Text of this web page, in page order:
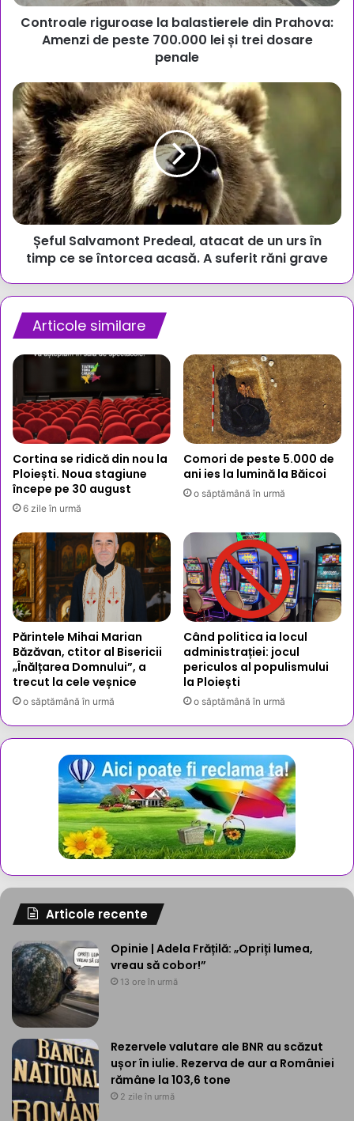
peste
700.000
dosare
penale
Controale riguroase la balastierele din Prahova:
Amenzi de peste 700.000 lei și trei dosare
penale
Șeful
Salvamont
Predeal,
atacat
de
un
urs
în
timp
suferit
răni
grave
Șeful Salvamont Predeal, atacat de un urs în
timp ce se întorcea acasă. A suferit răni grave
Articole similare
Cortina se ridică din nou la
Ploiești. Noua stagiune
începe pe 30 august
6 zile în urmă
Comori de peste 5.000 de
ani ies la lumină la Băicoi
o săptămână în urmă
Părintele Mihai Marian
Băzăvan, ctitor al Bisericii
„Înălțarea Domnului”, a
trecut la cele veșnice
o săptămână în urmă
Când politica ia locul
administrației: jocul
periculos al populismului
la Ploiești
o săptămână în urmă
Articole recente
Opinie | Adela Frățilă: „Opriți lumea,
vreau să cobor!”
13 ore în urmă
Rezervele valutare ale BNR au scăzut
ușor în iulie. Rezerva de aur a României
rămâne la 103,6 tone
2 zile în urmă